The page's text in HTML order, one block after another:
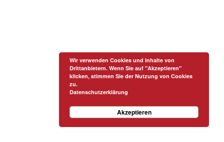
Wir verwenden Cookies und Inhalte von
Drittanbietern. Wenn Sie auf "Akzeptieren"
klicken, stimmen Sie der Nutzung von Cookies
zu.
Datenschutzerklärung
Akzeptieren